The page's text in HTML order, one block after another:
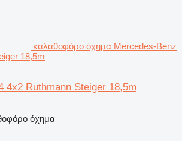
καλαθοφόρο όχημα Mercedes-Benz
18,5m
4x2 Ruthmann Steiger 18,5m
όχημα